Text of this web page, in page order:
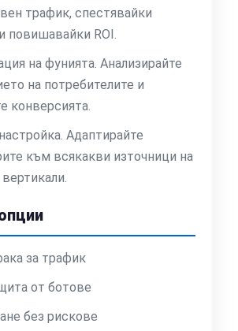
трафик, спестявайки
ROI.
на фунията. Анализирайте
на потребителите и
конверсията.
Адаптирайте
към всякакви източници на
за трафик
от ботове
без рискове